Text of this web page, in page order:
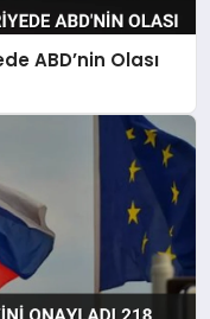
ABD’nin Olası